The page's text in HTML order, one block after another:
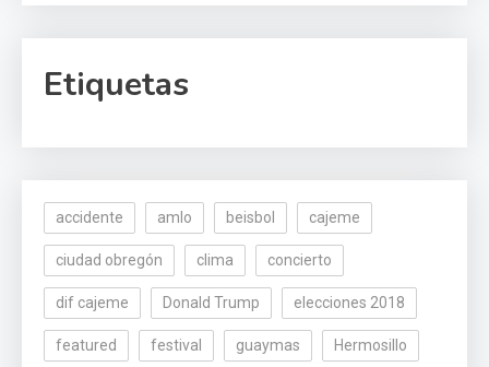
Etiquetas
accidente amlo beisbol cajeme
ciudad obregón clima concierto
dif cajeme Donald Trump elecciones 2018
featured festival guaymas Hermosillo